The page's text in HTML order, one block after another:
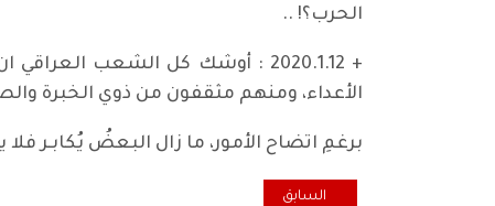
الحرب؟! ..
+ 2020.1.12 : أوشك كل الشعب
الأعداء، ومنهم مثقفون من ذوي الخبرة
برغمِ اتضاح الأمور، ما زال البعضُ يُكابـر فلا
المقال السابق: أمريكا وايران .. زوبعة في فنجان
السابق